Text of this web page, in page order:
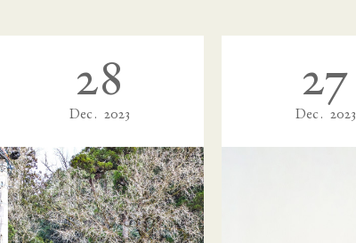
28
Dec 2023
27
Dec 2023